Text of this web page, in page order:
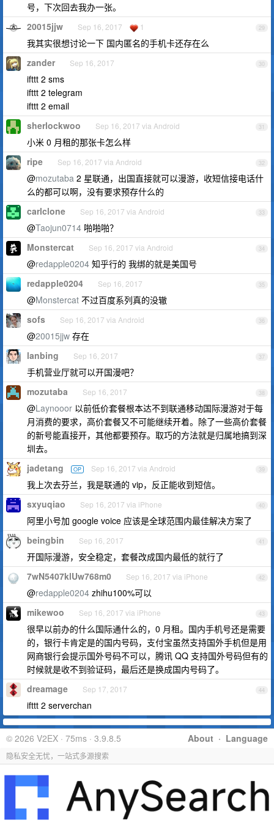
号，下次回去我办一张。
29
20015jjw Sep 16, 2017 1
我其实很想讨论一下 国内匿名的手机卡还存在么
30
zander Sep 16, 2017
ifttt 2 sms
ifttt 2 telegram
ifttt 2 email
31
sherlockwoo Sep 16, 2017 via Android
小米 0 月租的那张卡怎么样
32
ripe Sep 16, 2017 via Android
@mozutaba 2 星联通，出国直接就可以漫游，收短信接电话什
么的都可以啊，没有要求预存什么的
33
carlclone Sep 16, 2017 via Android
@Taojun0714 啪啪啪？
34
Monstercat Sep 16, 2017 via Android
@redapple0204 知乎行的 我绑的就是美国号
35
redapple0204 Sep 16, 2017
@Monstercat 不过百度系列真的没辙
36
sofs Sep 16, 2017 via Android
@20015jjw 存在
37
lanbing Sep 16, 2017
手机营业厅就可以开国漫吧？
38
mozutaba Sep 16, 2017
@Laynooor 以前低价套餐根本达不到联通移动国际漫游对于每
月消费的要求，高价套餐又不可能继续开着。除了一些高价套餐
的新号能直接开，其他都要预存。取巧的方法就是归属地搞到深
圳去。
39
jadetang OP Sep 16, 2017 via Android
我上次去芬兰，我是联通的 vip，反正能收到短信。
40
sxyuqiao Sep 16, 2017 via iPhone
阿里小号加 google voice 应该是全球范围内最佳解决方案了
41
beingbin Sep 16, 2017
开国际漫游，安全稳定，套餐改成国内最低的就行了
42
7wN5407klUw768m0 Sep 16, 2017 via iPhone
@redapple0204 zhihu100%可以
43
mikewoo Sep 16, 2017 via iPhone
很早以前办的什么国际通什么的，0 月租。国内手机号还是需要
的，银行卡肯定是的国内号码，支付宝虽然支持国外手机但是用
网商银行会提示国外号码不可以，腾讯 QQ 支持国外号码但有的
时候就是收不到验证码，最后还是换成国内号码了。
44
dreamage Sep 17, 2017
ifttt 2 serverchan
About · Language
© 2026 V2EX · 75ms · 3.9.8.5
隐私安全无忧，一站式多源搜索